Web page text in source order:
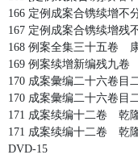
166 定例成案合镌续增
167 定例成案合镌续增
168 例案全集三十五卷
169 例案续增新编残九
170 成案彙编二十六卷
170 成案彙编二十六卷
171 成案续编十二卷 乾
171 成案续编十二卷 乾
DVD-15